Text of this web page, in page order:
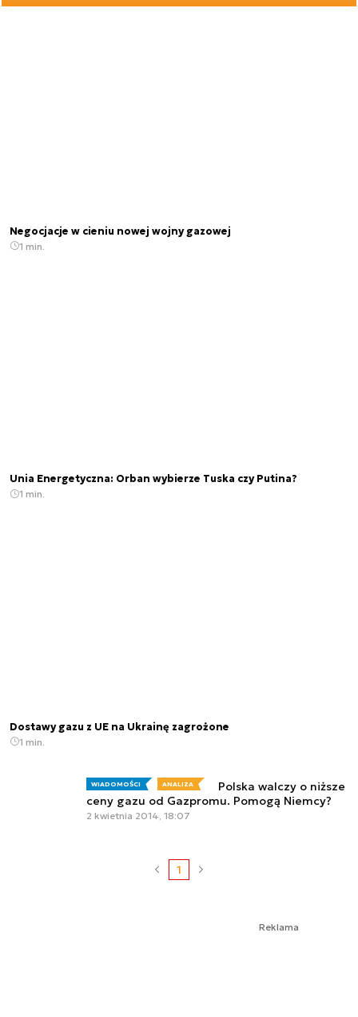
Negocjacje w cieniu nowej wojny gazowej
1 min.
Unia Energetyczna: Orban wybierze Tuska czy Putina?
1 min.
Dostawy gazu z UE na Ukrainę zagrożone
1 min.
WIADOMOŚCI ANALIZA
Polska walczy o niższe
ceny gazu od Gazpromu. Pomogą Niemcy?
2 kwietnia 2014, 18:07
1
Reklama